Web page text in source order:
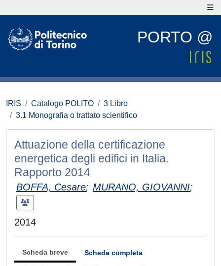
PORTO @
IRIS Catalogo POLITO
3 Libro
3.1 Monografia o trattato scientifico
Attuazione della certificazione
energetica degli edifici in Italia.
Rapporto 2014
BOFFA, Cesare; MURANO, GIOVANNI;
2014
Scheda breve Scheda completa